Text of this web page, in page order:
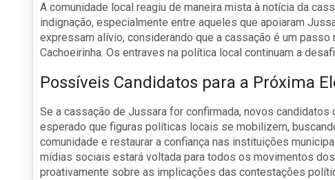
A comunidade local reagiu de maneira mista à notícia da
indignação, especialmente entre aqueles que apoiaram
expressam alívio, considerando que a cassação é um
Cachoeirinha. Os entraves na política local continuam a
Possíveis Candidatos para a Próxima
Se a cassação de Jussara for confirmada, novos
esperado que figuras políticas locais se mobilizem,
comunidade e restaurar a confiança nas instituições
mídias sociais estará voltada para todos os movimentos
proativamente sobre as implicações das contestações